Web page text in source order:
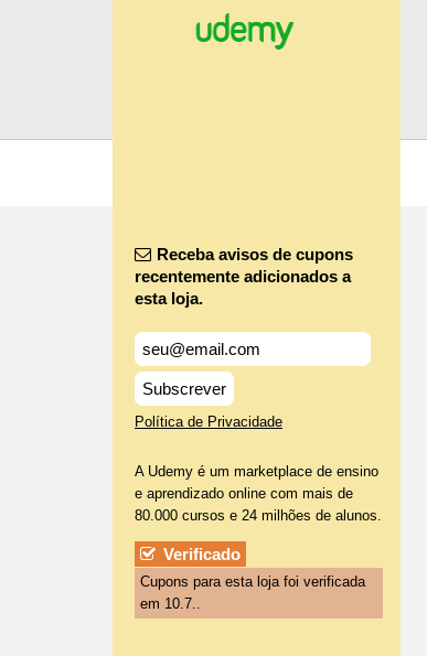
Receba avisos de cupons
recentemente adicionados a
esta loja.
Subscrever
Política de Privacidade
A Udemy é um marketplace de ensino
e aprendizado online com mais de
80.000 cursos e 24 milhões de alunos.
Verificado
Cupons para esta loja foi verificada
em 10.7..